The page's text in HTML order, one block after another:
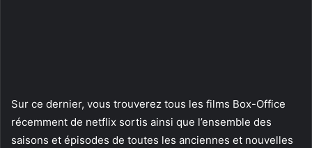
Sur ce dernier, vous trouverez tous les films Box-Office
récemment de netflix sortis ainsi que l’ensemble des
saisons et épisodes de toutes les anciennes et nouvelles